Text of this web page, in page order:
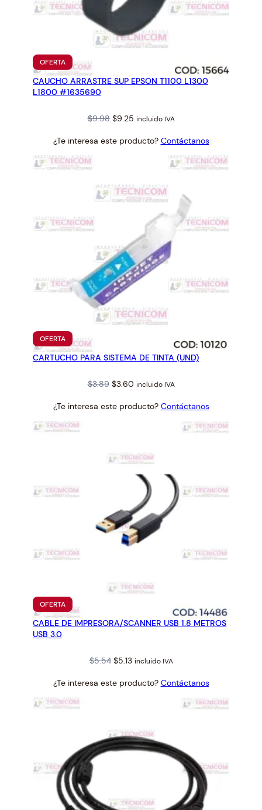
0
t
i
d
OFERTAPRODUCTO
EN
OFERTA
CAUCHO ARRASTRE SUP EPSON T1100 L1300
L1800 #1635690
$9.98 Original
was:
$9.25Current
is:
incluido IVA
¿Te interesa este producto? Contáctanos
OFERTAPRODUCTO
EN
OFERTA
CARTUCHO PARA SISTEMA DE TINTA (UND)
$3.89 Original
was:
$3.60Current
is:
incluido IVA
¿Te interesa este producto? Contáctanos
OFERTAPRODUCTO
EN
OFERTA
CABLE DE IMPRESORA/SCANNER USB 1.8 METROS
USB 3.0
$5.54 Original
was:
$5.13Current
is:
incluido IVA
¿Te interesa este producto? Contáctanos